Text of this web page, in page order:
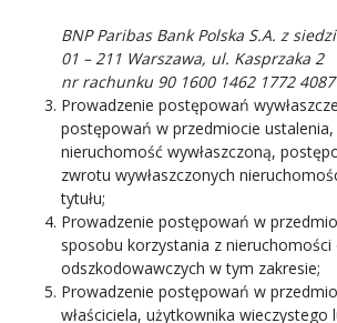
BNP Paribas Bank Polska S.A. z
01 – 211 Warszawa, ul. Kasprzaka 2
nr rachunku 90 1600 1462 1772
Prowadzenie postępowań
postępowań w przedmiocie
nieruchomość wywłaszczoną,
zwrotu wywłaszczonych
tytułu;
Prowadzenie postępowań w
sposobu korzystania z
odszkodowawczych w tym zakresie;
Prowadzenie postępowań w
właściciela, użytkownika